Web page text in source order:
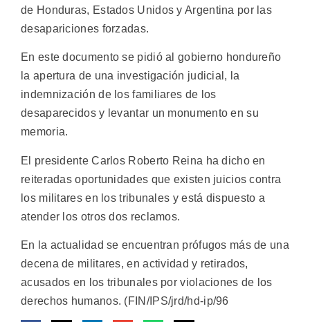
de Honduras, Estados Unidos y Argentina por las
desapariciones forzadas.
En este documento se pidió al gobierno hondureño
la apertura de una investigación judicial, la
indemnización de los familiares de los
desaparecidos y levantar un monumento en su
memoria.
El presidente Carlos Roberto Reina ha dicho en
reiteradas oportunidades que existen juicios contra
los militares en los tribunales y está dispuesto a
atender los otros dos reclamos.
En la actualidad se encuentran prófugos más de una
decena de militares, en actividad y retirados,
acusados en los tribunales por violaciones de los
derechos humanos. (FIN/IPS/jrd/hd-ip/96